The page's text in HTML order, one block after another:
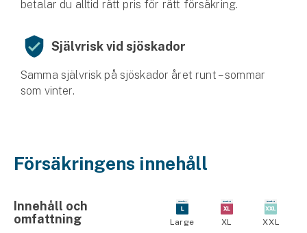
betalar du alltid rätt pris för rätt försäkring.
Självrisk vid sjöskador
Samma självrisk på sjöskador året runt – sommar
som vinter.
Försäkringens innehåll
Innehåll och
omfattning​
Large XL XXL